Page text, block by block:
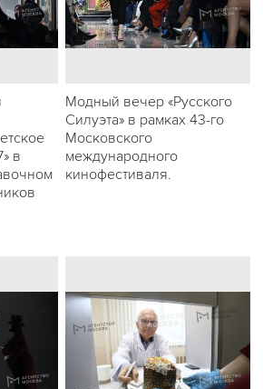
в
Модный вечер «Русского
Силуэта» в рамках 43-го
Московского
международного
кинофестиваля.